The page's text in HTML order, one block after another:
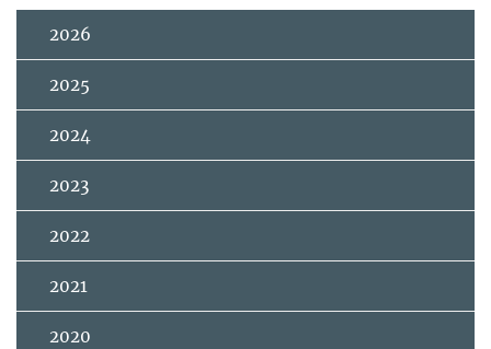
2026
2025
2024
2023
2022
2021
2020